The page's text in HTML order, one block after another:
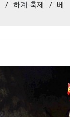
/ 하계 축제 / 베